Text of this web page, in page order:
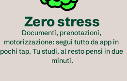
Zero stress
Documenti, prenotazioni,
motorizzazione: segui tutto da app in
pochi tap. Tu studi, al resto pensi in due
minuti.